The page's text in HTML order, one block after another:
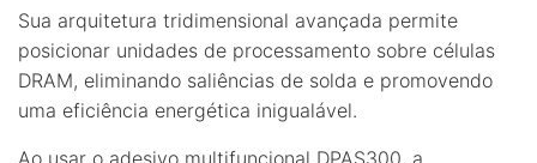
Sua arquitetura tridimensional avançada permite
posicionar unidades de processamento sobre células
DRAM, eliminando saliências de solda e promovendo
uma eficiência energética inigualável.
Ao usar o adesivo multifuncional DPAS300, a